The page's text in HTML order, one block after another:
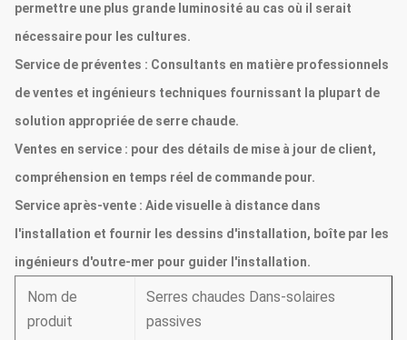
permettre une plus grande luminosité au cas où il serait
nécessaire pour les cultures.
Service de préventes : Consultants en matière professionnels
de ventes et ingénieurs techniques fournissant la plupart de
solution appropriée de serre chaude.
Ventes en service : pour des détails de mise à jour de client,
compréhension en temps réel de commande pour.
Service après-vente : Aide visuelle à distance dans
l'installation et fournir les dessins d'installation, boîte par les
ingénieurs d'outre-mer pour guider l'installation.
Nom de
produit
Serres chaudes Dans-solaires
passives